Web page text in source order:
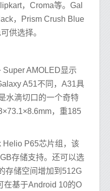
，Croma等。Gal
，Prism Crush Blue
供选择。
AMOLED显示
A51不同，A31具
水滴切口的一个奇特
，重185
Helio P65芯片组，该
存储支持。还可以选
存储空间增加到512G
在基于Android 10的O